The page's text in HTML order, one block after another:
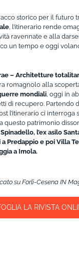
storico per il futuro
, l’itinerario rende
ravennate e alla
un tempo e oggi
– Architetture
romagnolo alla
mondiali, oggi in
di recupero. Partendo
l’itinerario ci interroga
questo patrimonio
Spinadello, l’ex asilo
Predappio e poi Villa
a Imola.
su Forlì-Cesena IN
LA RIVISTA